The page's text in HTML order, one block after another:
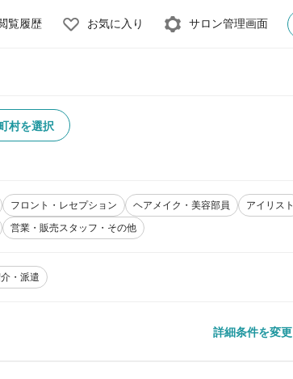
覧履歴 お気に入り サロン管理画面
村を選択
フロント・レセプション ヘアメイク・美容部員
アイリスト
営業・販売スタッフ・その他
・派遣
詳細条件を変更